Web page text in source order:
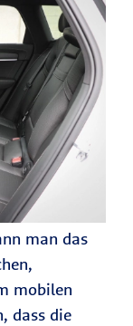
man das
mobilen
dass die